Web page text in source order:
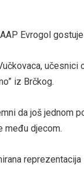
Evrogol
učesnici
iz Brčkog.
da još jednom
među djecom.